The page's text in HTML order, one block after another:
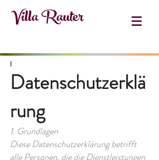
Villa Rauter
I
Datenschutzerklä
rung
1. Grundlagen
Diese Datenschutzerklärung betrifft
alle Personen, die die Dienstleistungen